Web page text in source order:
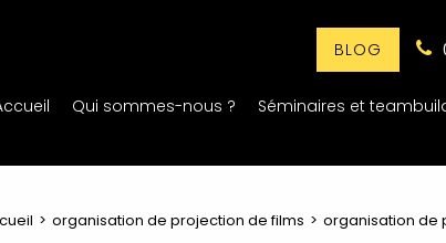
BLOG
Qui sommes-nous ? Séminaires et
organisation de projection de films organisation de